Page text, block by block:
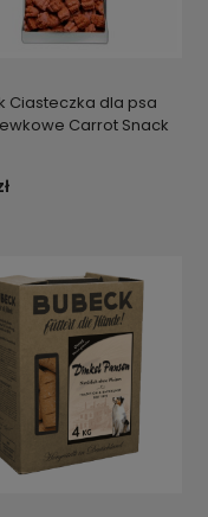
Ciasteczka dla psa
Carrot Snack